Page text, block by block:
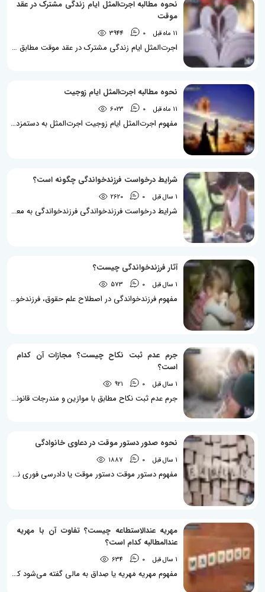
نحوه مطالبه اجرت‌المثل ایام زندگی مشترک در عقد
موقت
11 ماه قبل 0
3944
اجرت‌المثل ایام زندگی مشترک در عقد موقت مطابق با قانون حمایت خانواده، به محض ازدواج، زن و شوهر در قبال یکدیگر عهده‌دار انجام وظایف و مسئولیت‌هایی می‌شوند. از جمله وظایفی که مطابق با قانون و شرع مقدس اسلام زن موظف به رعایت آن می‌باشد، تمکین عام و تمکین خاص است. تمکین خاص یعنی برقراری رابطه خاص جنسی و زناشویی میان زوجین. در واقع تمکین خاص به معنای اطاعت‌پذیری زن در مسائل جنسی و رابطه جنسی معقول با همسر خود می‌باشد. تمکین عام به معنای اطاعت کلی زن از شوهر در انجام امور زندگی مشترک می‌باشد....
نحوه مطالبه اجرت‌المثل ایام زوجیت
11 ماه قبل 0
6023
مفهوم اجرت‌المثل ایام زوجیت اجرت‌المثل به دستمزد کاری گفته می‌شود که شخصی بدون وجود قرارداد، بر حسب دستور صریح یا ضمنی طرف دیگر، برای او انجام می‌دهد. اجرت‌المثل ایام زوجیت، مربوط به کارهایی است که زوجه در طول زندگی مشترک، خارج از وظایف شرعی و قانونی خود انجام داده است و بنابراین آن را مطالبه می‌نماید. اموری مانند آشپزی، شستن ظروف، نظافت منزل، شیر دادن به کودک و ... در زمره مواردی‌اند که زن می‌تواند تحت عنوان اجرت‌المثل ایام ز‌وجیت مطالبه نماید. مطابق با قانون حمایت خانواده، به محض ازدواج، زن و شوهر در قبال...
شرایط درخواست فرزندخواندگی چگونه است؟
1 سال قبل 0
2620
شرایط درخواست فرزندخواندگی فرزندخواندگی به معنای این است که زن و شوهر و یا دختر یا زن مجرد، فرد دیگری را که فرزند واقعی آنها نیست، به سرپرستی قبول کنند و تمامی هزینه‌های تربیت، نگهداری و ... وی را بپردازند. مقنن در قانون حمایت از کودکان و نوجوانان بی‌سرپرست و بدسرپرست مصوب 1392، در خصوص این مورد، مقررات ویژه‌ای را وضع نموده است. در مقاله حاضر که توسط گروه وکلای عدالت سرا، تحریر یافته است سعی می‌گردد به تفصیل در خصوص شرایط درخواست فرزندخواندگی پرداخته شود. فردی که خواهان طرح درخواست فرزندخواندگی است می‌بایست در وهله...
آثار فرزندخواندگی چیست؟
1 سال قبل 0
573
مفهوم فرزندخواندگی در اصطلاح علم حقوق، فرزندخواندگی به وضعیت قانونی اطلاق می‌گردد که طی آن، یک یا چند نفر (حسب مورد زن و شوهر یا دختر و یا زن مجرد) اقدام به تحت سرپرستی قرار دادن کودک بی‌سرپرست یا بدسرپرست نموده و عهده‌دار نگهداری، تربیت و پرداخت نفقه کودک یا نوجوان تحت سرپرستی می‌گردند (به دلالت ماده 17 قانون حمایت از کودکان بی‌سرپرست و بدسرپرست). با شروع فرآیند فرزندخواندگی، از منظر حقوقی آثاری اعم از آثار مالی و هم‌چنین آثار غیرمالی در روابط میان والد یا والدین سرپرست و هم‌چنین کودک یا نوجوان تحت سرپرستی...
جرم عدم ثبت نکاح چیست؟ مجازات آن کدام
است؟
1 سال قبل 0
921
جرم عدم ثبت نکاح مطابق با موازین و مندرجات قانونی موجود، ثبت ازدواج دائم یک تکلیف قانونی بر ذمه زوج است و عدم ثبت آن، جرم محسوب خواهد شد. همچنین لازم به توضیح است که ثبت نکاح موقت برخلاف نکاح دائم، الزامی نمی‌باشد. در واقع نظام حقوقی جمهوری اسلامی ایران در جهت محوریت و استواری روابط خانوادگی، نکاح دائم را که مبنای تشکیل خانواده است مورد حمایت قرار داده است. شایان ذکر است که نکاح موقت نیز تابع موازین شرعی و مقررات قانون مدنی می‌باشد. مستند به ماده 21 قانون حمایت خانواده مصوب 1391، مقنن...
نحوه صدور دستور موقت در دعاوی خانوادگی
1 سال قبل 0
1887
مفهوم دستور موقت دستور موقت یا دادرسی فوری نهادی است که با هدف سریع‌تر و البته موقتی برای رسیدن به خواسته و هم‌چنین هموار نمودن مسیر اجرای حکم قطعی دادگاه، توسط مقنن پیش‌بینی شده است. علاوه بر دعاوی حقوقی، در دعاوی خانوادگی نیز امکان صدور دستور موقت توسط مقنن پیش‌بینی شده است. علی‌الاصول درخواست دستور موقت می‌بایست در دادگاهی مطرح شود که صلاحیت رسیدگی به اصل دعوا را دارد مگر آنکه موضوع دستور موقت خارج از مقر دادگاه صالح به رسیدگی به اصل دعوا باشد که در این‌صورت، مستند به ماده 312 قانون آیین دادرسی...
مهریه عندالاستطاعه چیست؟ تفاوت آن با مهریه
عندالمطالبه کدام است؟
1 سال قبل 0
634
مفهوم مهریه مَهریه یا صِداق به مالی گفته می‌شود که زن بر اثر انعقاد عقد نکاح، مالک آن شده و‌ مرد ملزم به پرداخت آن می‌شود. مقنن در ماده 1087 قانون مدنی به تعریف مهریه پرداخته است. با توجه به مندرجات موجود در قانون مدنی و هم‌چنین قانون حمایت خانواده می‌توان اینگونه بیان نمود که مهریه، نوعی الزام قانونی است که بر زوج تحمیل شده و فقط زوجین می‌توانند در زمان انعقاد عقد نکاح یا پس از آن، در خصوص میزان آن با یکدیگر توافق نمایند فلذا سکوت زوجین در زمان عقد و یا حتی...